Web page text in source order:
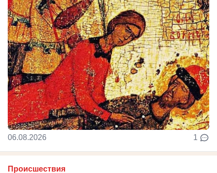
06.08.2026 1
Происшествия